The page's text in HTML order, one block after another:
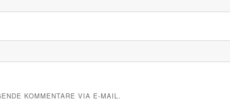
KOMMENTARE VIA E-MAIL.